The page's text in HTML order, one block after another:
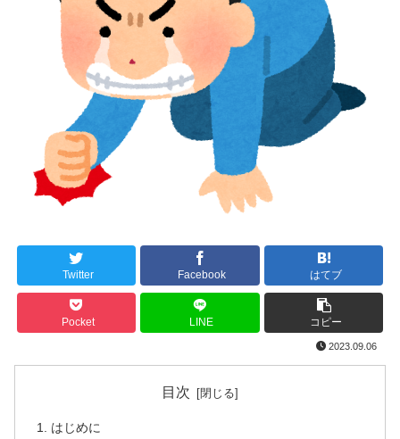
Twitter Facebook はてブ
Pocket LINE コピー
2023.09.06
目次
はじめに